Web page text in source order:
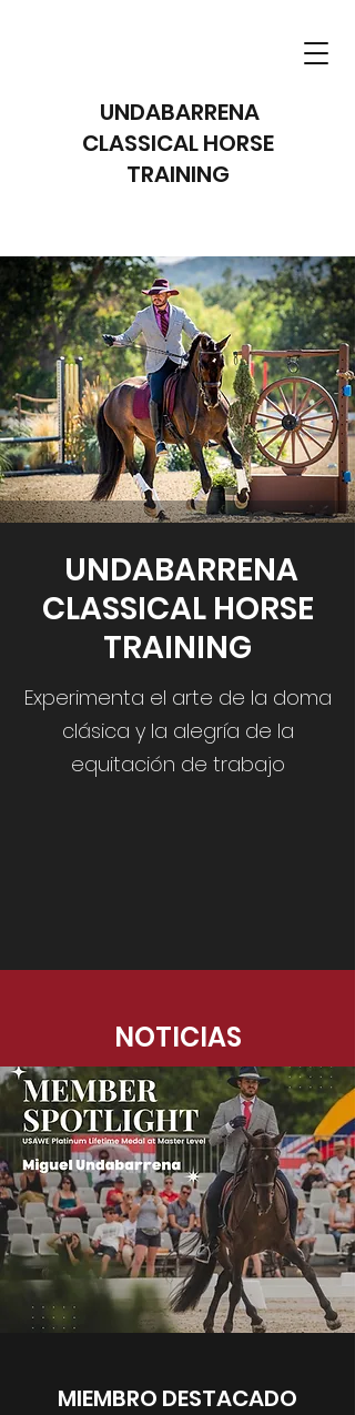
UNDABARRENA
CLASSICAL HORSE
TRAINING
UNDABARRENA
CLASSICAL HORSE
TRAINING
Experimenta el arte de la doma
clásica y la alegría de la
equitación de trabajo
NOTICIAS
MIEMBRO DESTACADO